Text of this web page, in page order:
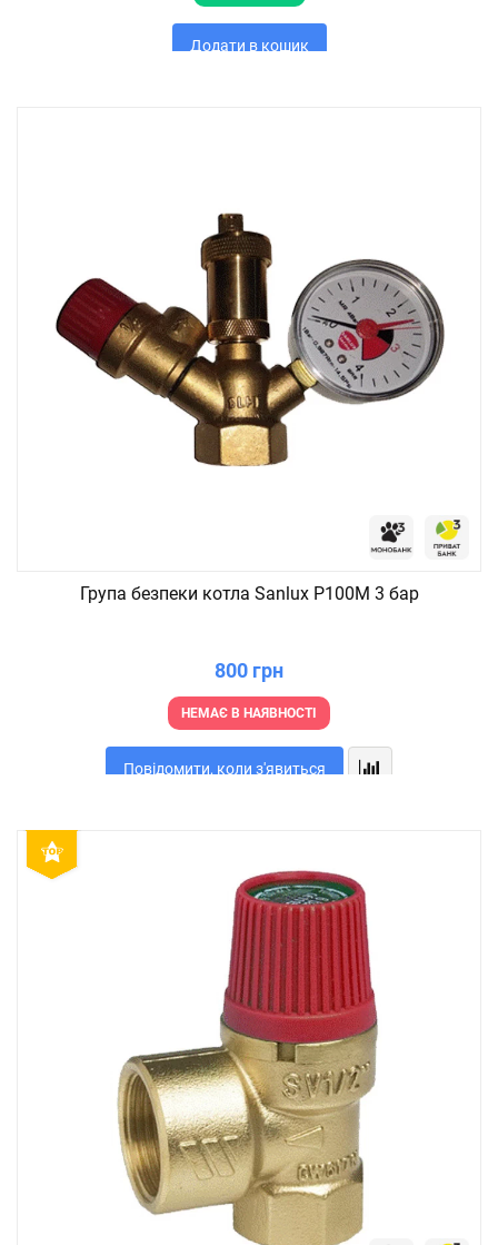
Додати в кошик
Група безпеки котла Sanlux P100M 3 бар
800 грн
НЕМАЄ В НАЯВНОСТІ
Повідомити, коли з'явиться